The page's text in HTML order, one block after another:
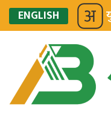
ENGLISH